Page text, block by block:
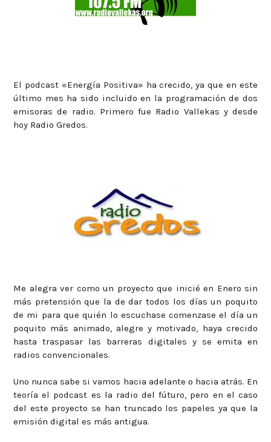
El podcast «Energía Positiva» ha crecido, ya que en este
último mes ha sido incluido en la programación de dos
emisoras de radio. Primero fue Radio Vallekas y desde
hoy Radio Gredos.
Me alegra ver como un proyecto que inicié en Enero sin
más pretensión que la de dar todos los días un poquito
de mi para que quién lo escuchase comenzase el día un
poquito más animado, alegre y motivado, haya crecido
hasta traspasar las barreras digitales y se emita en
radios convencionales.
Uno nunca sabe si vamos hacia adelante o hacia atrás. En
teoría el podcast es la radio del fúturo, pero en el caso
del este proyecto se han truncado los papeles ya que la
emisión digital es más antigua.